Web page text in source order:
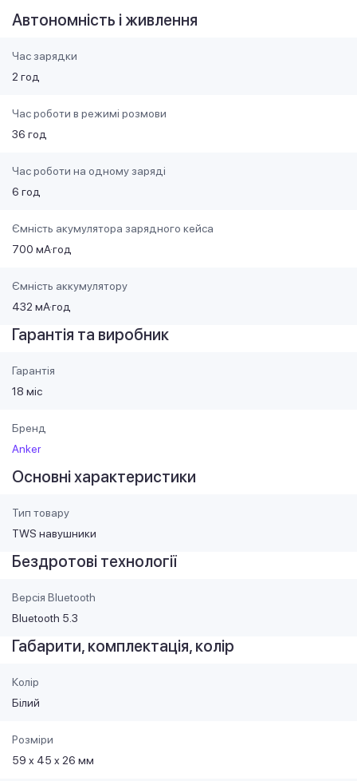
Автономність і живлення
Час зарядки
2 год
Час роботи в режимі розмови
36 год
Час роботи на одному заряді
6 год
Ємність акумулятора зарядного кейса
700 мА·год
Ємність аккумулятору
432 мА·год
Гарантія та виробник
Гарантія
18 міс
Бренд
Anker
Основні характеристики
Тип товару
TWS навушники
Бездротові технології
Версія Bluetooth
Bluetooth 5.3
Габарити, комплектація, колір
Колір
Білий
Розміри
59 x 45 x 26 мм